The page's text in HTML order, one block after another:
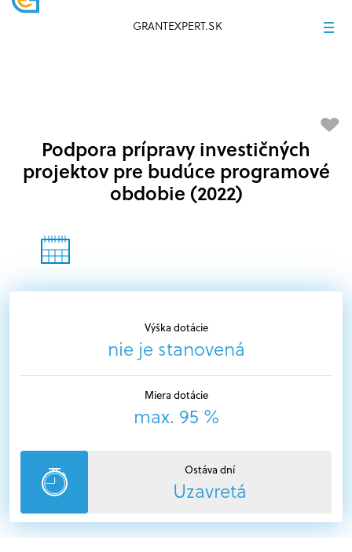
GRANTEXPERT.SK
Výška dotácie
nie je stanovená
Miera dotácie
max. 95 %
Ostáva dní
Uzavretá
Podpora prípravy investičných
projektov pre budúce programové
obdobie (2022)